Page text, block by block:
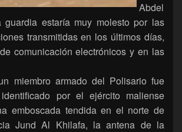
Abdel
estaría muy molesto por las
transmitidas en los últimos días,
comunicación electrónicos y en las
miembro armado del Polisario fue
por el ejército maliense
emboscada tendida en el norte de
Jund Al Khilafa, la antena de la